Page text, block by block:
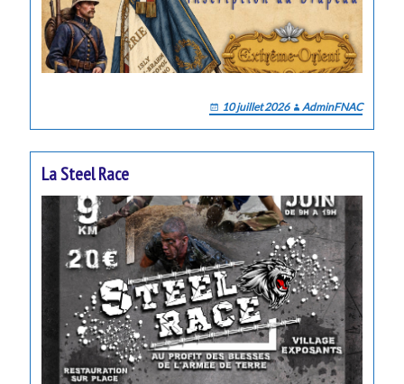
10 juillet 2026 AdminFNAC
La Steel Race